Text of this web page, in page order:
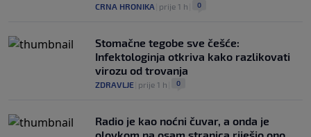
CRNA HRONIKA prije 1 h 0
Stomačne tegobe sve češće:
Infektologinja otkriva kako razlikovati
virozu od trovanja
ZDRAVLJE prije 1 h 0
Radio je kao noćni čuvar, a onda je